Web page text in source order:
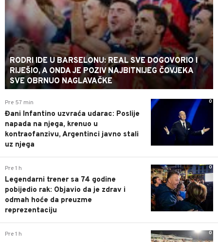
RODRI IDE U BARSELONU: REAL SVE DOGOVORIO I
RIJEŠIO, A ONDA JE POZIV NAJBITNIJEG ČOVJEKA
SVE OBRNUO NAGLAVAČKE
0
Pre 57 min
Đani Infantino uzvraća udarac: Poslije
napada na njega, krenuo u
kontraofanzivu, Argentinci javno stali
uz njega
0
Pre 1 h
Legendarni trener sa 74 godine
pobijedio rak: Objavio da je zdrav i
odmah hoće da preuzme
reprezentaciju
0
Pre 1 h